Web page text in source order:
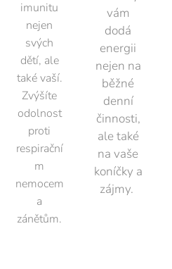
imunitu
nejen
svých
dětí, ale
také vaší.
Zvýšíte
odolnost
proti
respirační
m
nemocem
a
zánětům.
vám
dodá
energii
nejen na
běžné
denní
činnosti,
ale také
na vaše
koníčky a
zájmy.